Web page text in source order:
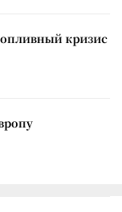
кризис